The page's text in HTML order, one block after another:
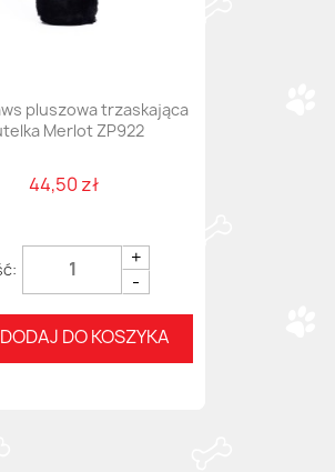
pluszowa trzaskająca
Merlot ZP922
44,50 zł
+
-
DODAJ DO KOSZYKA